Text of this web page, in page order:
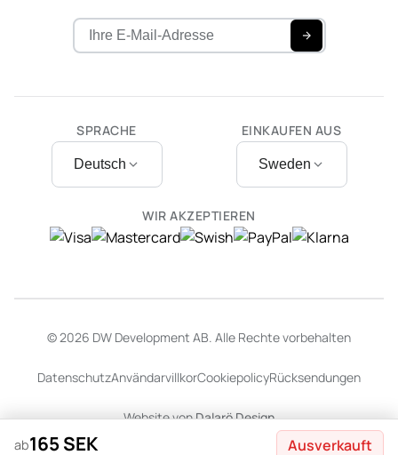
ab165 SEK Ausverkauft
SPRACHE
Deutsch
WIR AKZEPTIEREN
EINKAUFEN AUS
Sweden
© 2026 DW Development AB. Alle Rechte vorbehalten
DatenschutzAnvändarvillkorCookiepolicyRücksendungen
Website vonDalarö Design